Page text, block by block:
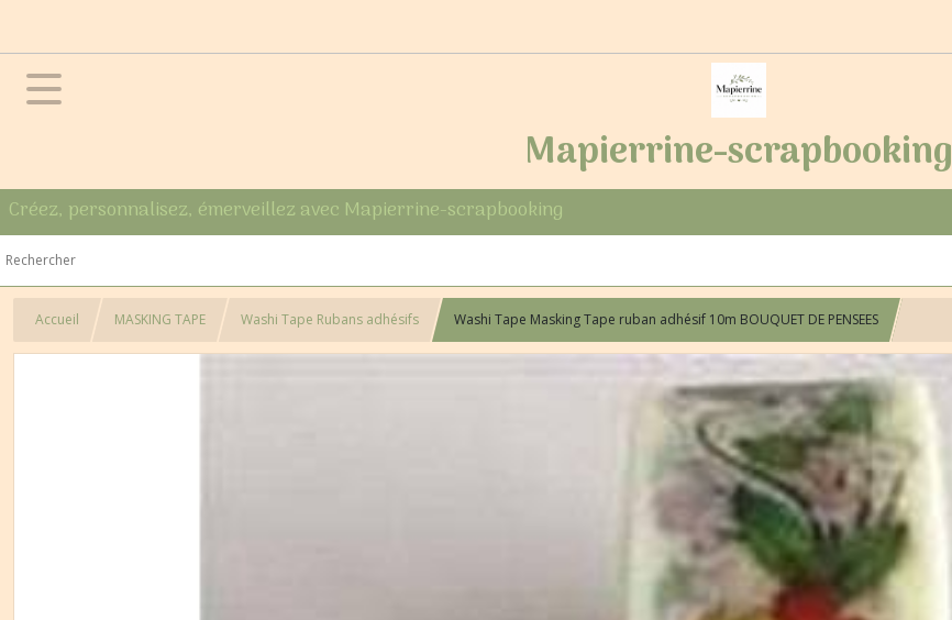
Mapierrine-scrapbooking
Créez, personnalisez, émerveillez avec Mapierrine-scrapbooking
Accueil MASKING TAPE Washi Tape Rubans adhésifs Washi Tape Masking Tape ruban adhésif 10m BOUQUET DE PENSEES